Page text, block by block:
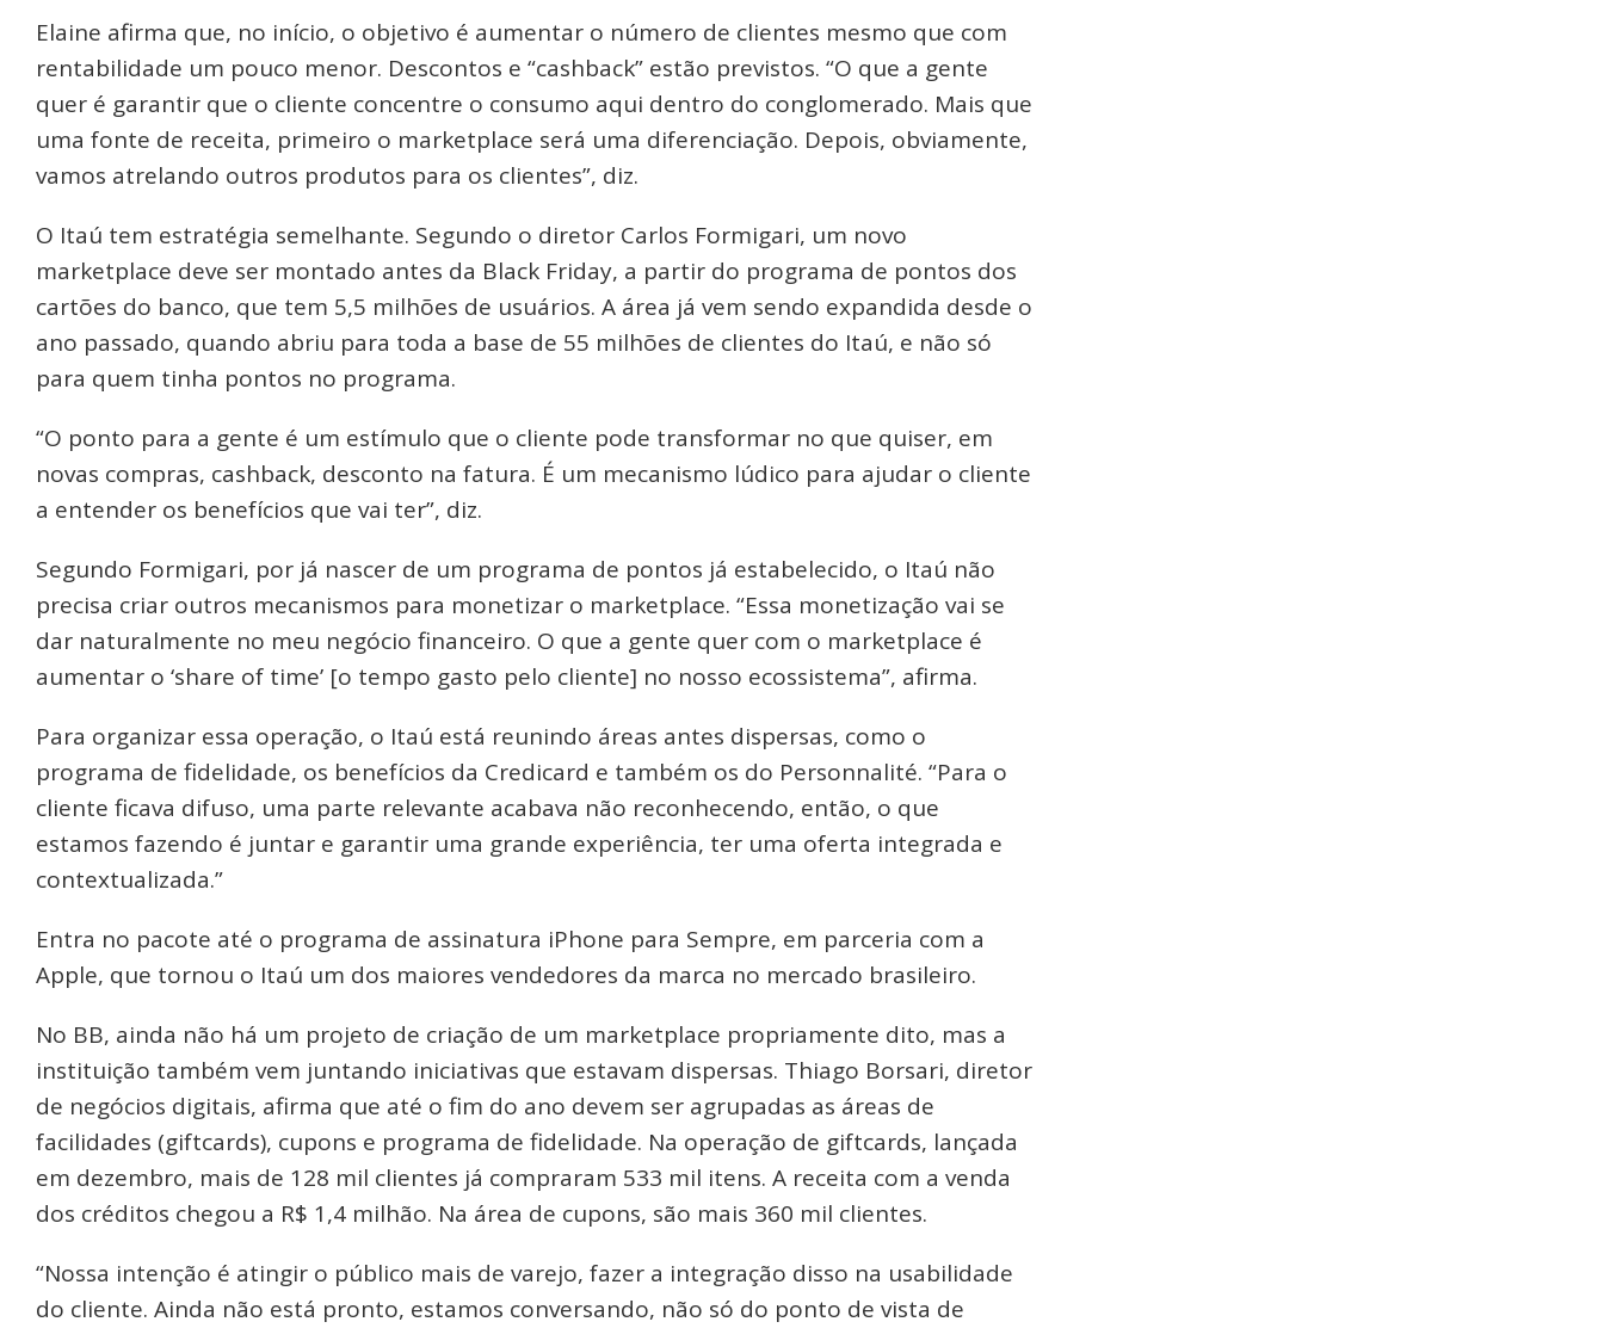
Elaine afirma que, no início, o objetivo é aumentar o número de clientes mesmo que com
rentabilidade um pouco menor. Descontos e “cashback” estão previstos. “O que a gente
quer é garantir que o cliente concentre o consumo aqui dentro do conglomerado. Mais que
uma fonte de receita, primeiro o marketplace será uma diferenciação. Depois, obviamente,
vamos atrelando outros produtos para os clientes”, diz.
O Itaú tem estratégia semelhante. Segundo o diretor Carlos Formigari, um novo
marketplace deve ser montado antes da Black Friday, a partir do programa de pontos dos
cartões do banco, que tem 5,5 milhões de usuários. A área já vem sendo expandida desde o
ano passado, quando abriu para toda a base de 55 milhões de clientes do Itaú, e não só
para quem tinha pontos no programa.
“O ponto para a gente é um estímulo que o cliente pode transformar no que quiser, em
novas compras, cashback, desconto na fatura. É um mecanismo lúdico para ajudar o cliente
a entender os benefícios que vai ter”, diz.
Segundo Formigari, por já nascer de um programa de pontos já estabelecido, o Itaú não
precisa criar outros mecanismos para monetizar o marketplace. “Essa monetização vai se
dar naturalmente no meu negócio financeiro. O que a gente quer com o marketplace é
aumentar o ‘share of time’ [o tempo gasto pelo cliente] no nosso ecossistema”, afirma.
Para organizar essa operação, o Itaú está reunindo áreas antes dispersas, como o
programa de fidelidade, os benefícios da Credicard e também os do Personnalité. “Para o
cliente ficava difuso, uma parte relevante acabava não reconhecendo, então, o que
estamos fazendo é juntar e garantir uma grande experiência, ter uma oferta integrada e
contextualizada.”
Entra no pacote até o programa de assinatura iPhone para Sempre, em parceria com a
Apple, que tornou o Itaú um dos maiores vendedores da marca no mercado brasileiro.
No BB, ainda não há um projeto de criação de um marketplace propriamente dito, mas a
instituição também vem juntando iniciativas que estavam dispersas. Thiago Borsari, diretor
de negócios digitais, afirma que até o fim do ano devem ser agrupadas as áreas de
facilidades (giftcards), cupons e programa de fidelidade. Na operação de giftcards, lançada
em dezembro, mais de 128 mil clientes já compraram 533 mil itens. A receita com a venda
dos créditos chegou a R$ 1,4 milhão. Na área de cupons, são mais 360 mil clientes.
“Nossa intenção é atingir o público mais de varejo, fazer a integração disso na usabilidade
do cliente. Ainda não está pronto, estamos conversando, não só do ponto de vista de